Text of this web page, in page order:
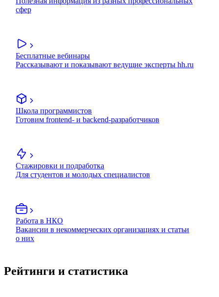
сфер
Бесплатные вебинары
Рассказывают и показывают ведущие эксперты hh.ru
Школа программистов
Готовим frontend- и backend-разработчиков
Стажировки и подработка
Для студентов и молодых специалистов
Работа в НКО
Вакансии в некоммерческих организациях и статьи
о них
Рейтинги и статистика